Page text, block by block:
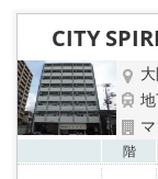
CITY
階